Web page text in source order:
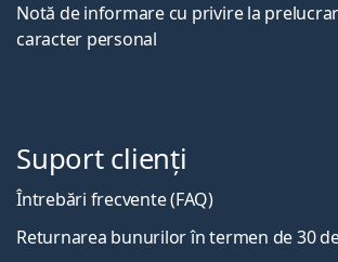
Notă de informare cu privire la
caracter personal
Suport clienți
Întrebări frecvente (FAQ)
Returnarea bunurilor în termen de 30